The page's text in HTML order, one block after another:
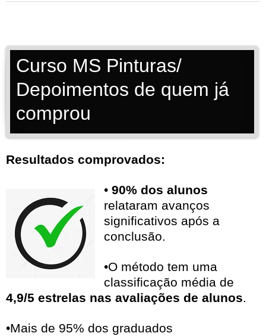
Curso MS Pinturas/
Depoimentos de quem já
comprou
Resultados comprovados:
• 90% dos alunos
relataram avanços
significativos após a
conclusão.
•O método tem uma
classificação média de
4,9/5 estrelas nas avaliações de alunos.
•Mais de 95% dos graduados